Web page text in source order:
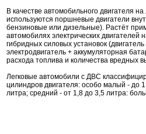
В качестве автомобильного двигателя
используются поршневые двигатели
бензиновые или дизельные). Растёт
автомобилях электрических двигателей
гибридных силовых установок
электродвигатель + аккумуляторная
расхода топлива и количества вредных
Легковые автомобили с ДВС
цилиндров двигателя: особо малый - до
литра; средний - от 1,8 до 3,5 литра: